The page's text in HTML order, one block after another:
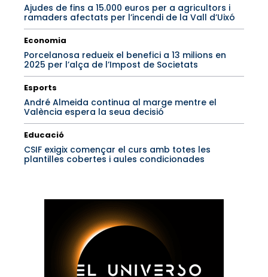
Ajudes de fins a 15.000 euros per a agricultors i
ramaders afectats per l’incendi de la Vall d’Uixó
Economia
Porcelanosa redueix el benefici a 13 milions en
2025 per l’alça de l’Impost de Societats
Esports
André Almeida continua al marge mentre el
València espera la seua decisió
Educació
CSIF exigix començar el curs amb totes les
plantilles cobertes i aules condicionades